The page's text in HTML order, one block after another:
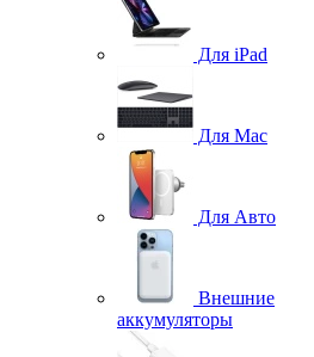
Для iPad
Для Mac
Для Авто
Внешние
аккумуляторы